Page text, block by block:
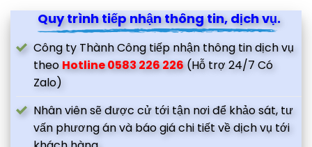
Quy trình tiếp nhận thông tin, dịch vụ.
Công ty Thành Công tiếp nhận thông tin dịch vụ
theo Hotline 0583 226 226(Hỗ trợ 24/7 Có
Zalo)
Nhân viên sẽ được cử tới tận nơi để khảo sát, tư
vấn phương án và báo giá chi tiết về dịch vụ tới